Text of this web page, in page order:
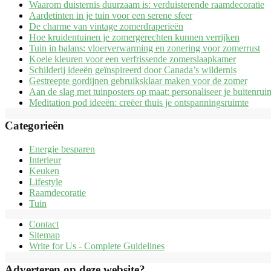
Waarom duisternis duurzaam is: verduisterende raamdecoratie
Aardetinten in je tuin voor een serene sfeer
De charme van vintage zomerdraperieën
Hoe kruidentuinen je zomergerechten kunnen verrijken
Tuin in balans: vloerverwarming en zonering voor zomerrust
Koele kleuren voor een verfrissende zomerslaapkamer
Schilderij ideeën geïnspireerd door Canada’s wildernis
Gestreepte gordijnen gebruiksklaar maken voor de zomer
Aan de slag met tuinposters op maat: personaliseer je
Meditation pod ideeën: creëer thuis je ontspanningsruimte
Categorieën
Energie besparen
Interieur
Keuken
Lifestyle
Raamdecoratie
Tuin
Contact
Sitemap
Write for Us - Complete Guidelines